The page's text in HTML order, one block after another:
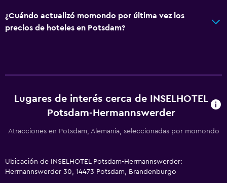
Menús para dietas especiales (bajo petición)
Desayuno en la habitación
Tienda de regalos
¿Cuándo actualizó momondo por última vez los
precios de hoteles en Potsdam?
Lugares de interés cerca de INSELHOTEL
Potsdam-Hermannswerder
Atracciones en Potsdam, Alemania, seleccionadas por momondo
Ubicación de INSELHOTEL Potsdam-Hermannswerder:
Hermannswerder 30, 14473 Potsdam, Brandenburgo